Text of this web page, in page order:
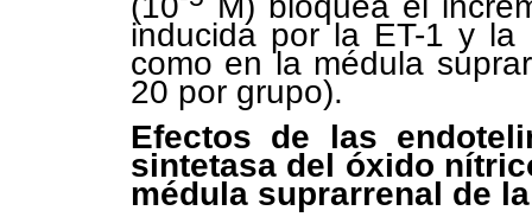
inducida por la ET-1 y
como en la médula
20 por grupo).
Efectos de las
sintetasa del óxido
médula suprarrenal de